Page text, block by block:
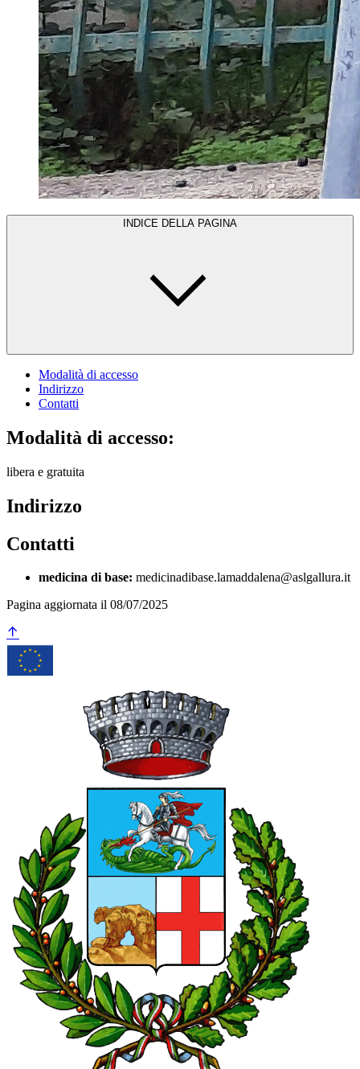
INDICE DELLA PAGINA
Modalità di accesso
Indirizzo
Contatti
Modalità di accesso:
libera e gratuita
Indirizzo
Contatti
medicina di base: medicinadibase.lamaddalena@aslgallura.it
Pagina aggiornata il 08/07/2025